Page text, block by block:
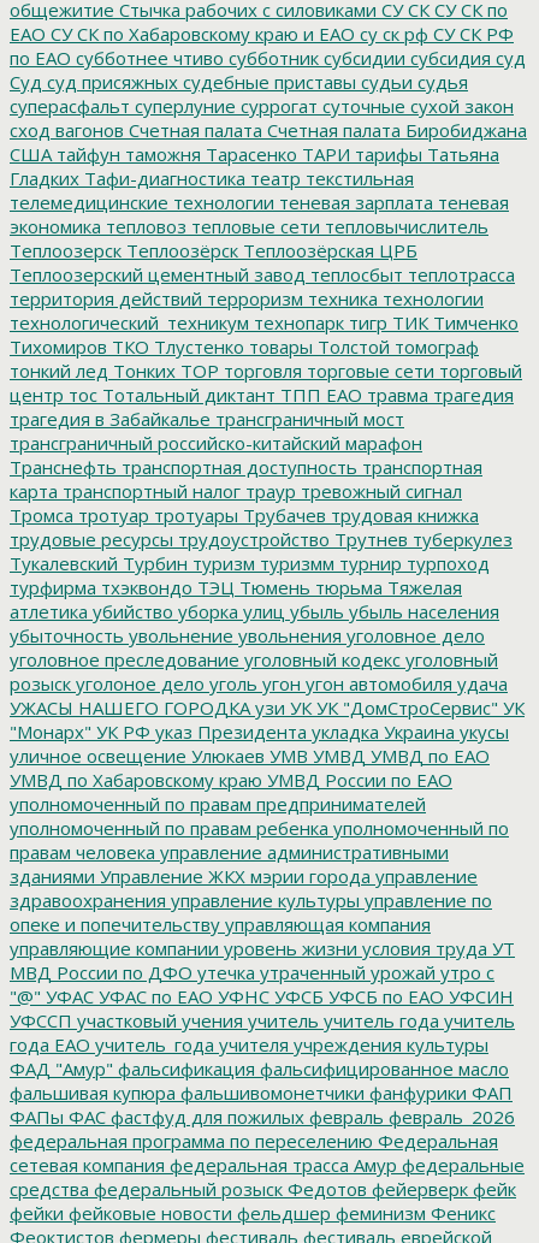
общежитие Стычка рабочих с силовиками СУ СК СУ СК по
ЕАО СУ СК по Хабаровскому краю и ЕАО су ск рф СУ СК РФ
по ЕАО субботнее чтиво субботник субсидии субсидия суд
Суд суд присяжных судебные приставы судьи судья
суперасфальт суперлуние суррогат суточные сухой закон
сход вагонов Счетная палата Счетная палата Биробиджана
США тайфун таможня Тарасенко ТАРИ тарифы Татьяна
Гладких Тафи-диагностика театр текстильная
телемедицинские технологии теневая зарплата теневая
экономика тепловоз тепловые сети тепловычислитель
Теплоозерск Теплоозёрск Теплоозёрская ЦРБ
Теплоозерский цементный завод теплосбыт теплотрасса
территория действий терроризм техника технологии
технологический_техникум технопарк тигр ТИК Тимченко
Тихомиров ТКО Тлустенко товары Толстой томограф
тонкий лед Тонких ТОР торговля торговые сети торговый
центр тос Тотальный диктант ТПП ЕАО травма трагедия
трагедия в Забайкалье трансграничный мост
трансграничный российско-китайский марафон
Транснефть транспортная доступность транспортная
карта транспортный налог траур тревожный сигнал
Тромса тротуар тротуары Трубачев трудовая книжка
трудовые ресурсы трудоустройство Трутнев туберкулез
Тукалевский Турбин туризм туризмм турнир турпоход
турфирма тхэквондо ТЭЦ Тюмень тюрьма Тяжелая
атлетика убийство уборка улиц убыль убыль населения
убыточность увольнение увольнения уголовное дело
уголовное преследование уголовный кодекс уголовный
розыск уголоное дело уголь угон угон автомобиля удача
УЖАСЫ НАШЕГО ГОРОДКА узи УК УК "ДомСтроСервис" УК
"Монарх" УК РФ указ Президента укладка Украина укусы
уличное освещение Улюкаев УМВ УМВД УМВД по ЕАО
УМВД по Хабаровскому краю УМВД России по ЕАО
уполномоченный по правам предпринимателей
уполномоченный по правам ребенка уполномоченный по
правам человека управление административными
зданиями Управление ЖКХ мэрии города управление
здравоохранения управление культуры управление по
опеке и попечительству управляющая компания
управляющие компании уровень жизни условия труда УТ
МВД России по ДФО утечка утраченный урожай утро с
"@" УФАС УФАС по ЕАО УФНС УФСБ УФСБ по ЕАО УФСИН
УФССП участковый учения учитель учитель года учитель
года ЕАО учитель_года учителя учреждения культуры
ФАД "Амур" фальсификация фальсифицированное масло
фальшивая купюра фальшивомонетчики фанфурики ФАП
ФАПы ФАС фастфуд для пожилых февраль февраль_2026
федеральная программа по переселению Федеральная
сетевая компания федеральная трасса Амур федеральные
средства федеральный розыск Федотов фейерверк фейк
фейки фейковые новости фельдшер феминизм Феникс
Феоктистов фермеры фестиваль фестиваль еврейской